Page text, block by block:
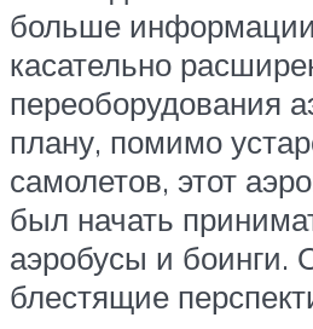
больше
касательно
переоборудования
плану, помимо
самолетов, этот
был начать
аэробусы и боинги.
блестящие